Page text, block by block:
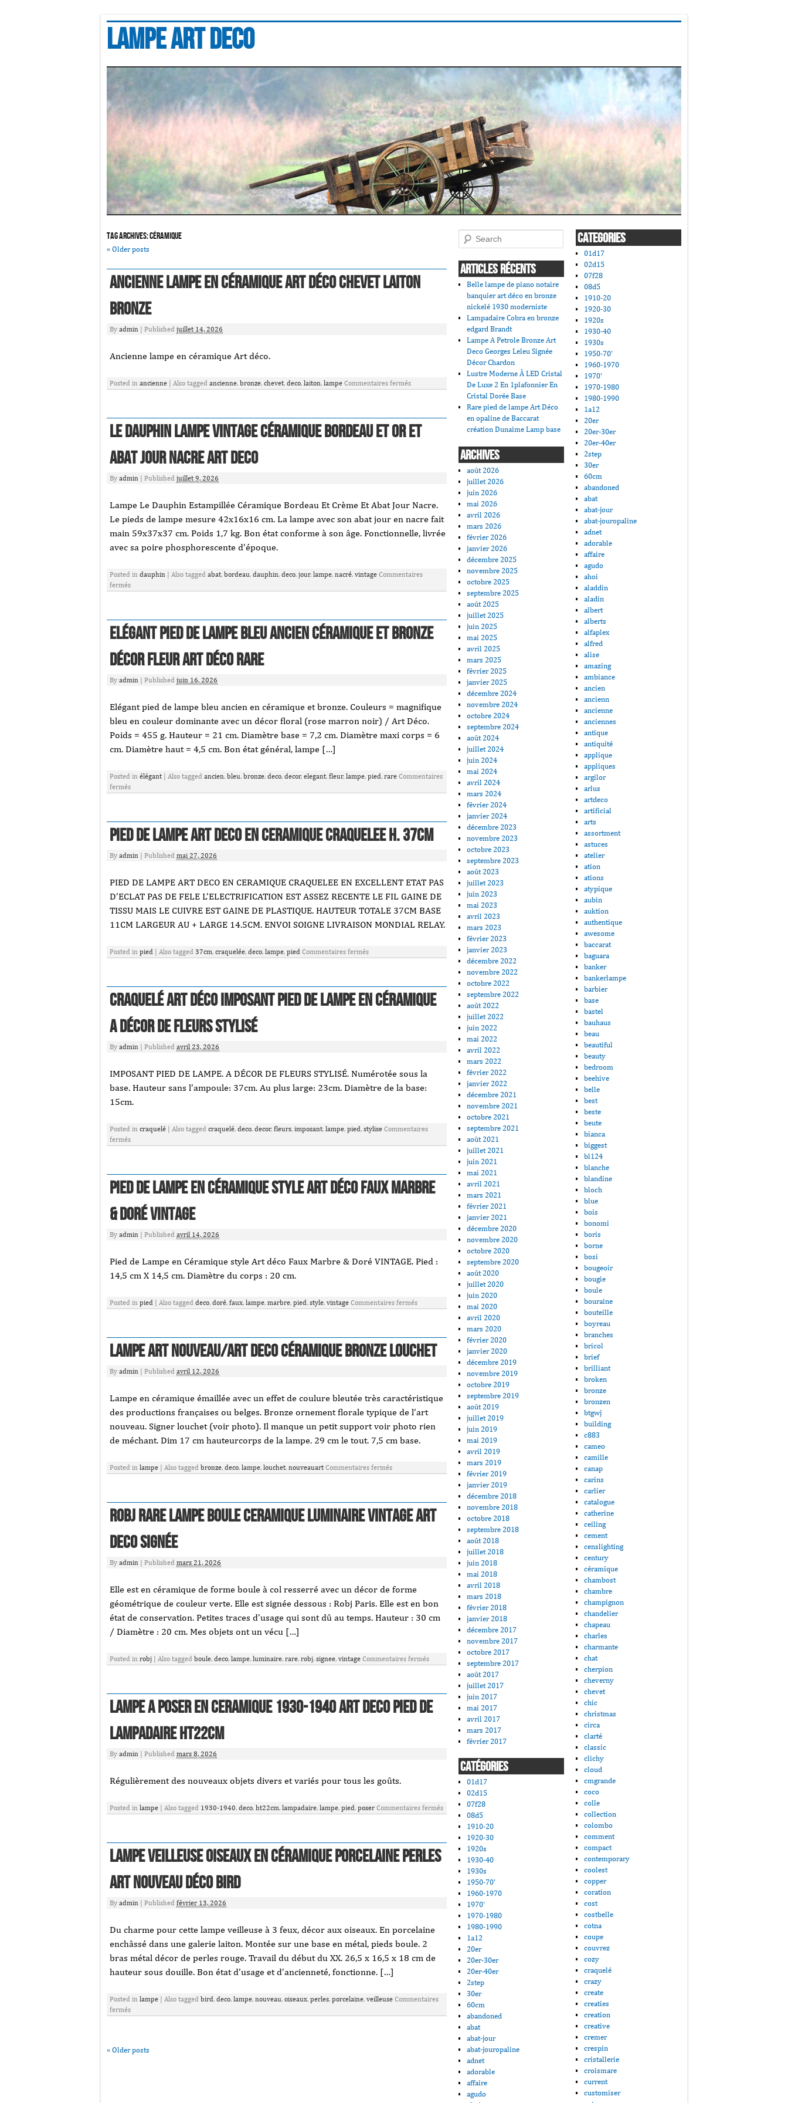
Lampe art deco
Tag Archives:céramique
« Older posts
Ancienne lampe en céramique Art déco chevet laiton
bronze
By admin Published juillet 14, 2026
Ancienne lampe en céramique Art déco.
Posted in ancienne Also tagged ancienne, bronze, chevet, deco, laiton, lampe Commentaires fermés
Le Dauphin Lampe Vintage Céramique Bordeau Et Or Et
Abat Jour Nacre Art Deco
By admin Published juillet 9, 2026
Lampe Le Dauphin Estampillée Céramique Bordeau Et Crème Et Abat Jour Nacre.
Le pieds de lampe mesure 42x16x16 cm. La lampe avec son abat jour en nacre fait
main 59x37x37 cm. Poids 1,7 kg. Bon état conforme à son âge. Fonctionnelle, livrée
avec sa poire phosphorescente d’époque.
Posted in dauphin Also tagged abat, bordeau, dauphin, deco, jour, lampe, nacré, vintage Commentaires
fermés
Elégant pied de lampe bleu ancien céramique et bronze
décor fleur Art Déco rare
By admin Published juin 16, 2026
Elégant pied de lampe bleu ancien en céramique et bronze. Couleurs = magnifique
bleu en couleur dominante avec un décor floral (rose marron noir) / Art Déco.
Poids = 455 g. Hauteur = 21 cm. Diamètre base = 7,2 cm. Diamètre maxi corps = 6
cm. Diamètre haut = 4,5 cm. Bon état général, lampe […]
Posted in élégant Also tagged ancien, bleu, bronze, deco, decor, elegant, fleur, lampe, pied, rare Commentaires
fermés
Pied De Lampe Art Deco En Ceramique Craquelee H. 37cm
By admin Published mai 27, 2026
PIED DE LAMPE ART DECO EN CERAMIQUE CRAQUELEE EN EXCELLENT ETAT PAS
D’ECLAT PAS DE FELE L’ELECTRIFICATION EST ASSEZ RECENTE LE FIL GAINE DE
TISSU MAIS LE CUIVRE EST GAINE DE PLASTIQUE. HAUTEUR TOTALE 37CM BASE
11CM LARGEUR AU + LARGE 14.5CM. ENVOI SOIGNE LIVRAISON MONDIAL RELAY.
Posted in pied Also tagged 37cm, craquelée, deco, lampe, pied Commentaires fermés
Craquelé Art Déco Imposant Pied De Lampe En Céramique
A Décor De Fleurs Stylisé
By admin Published avril 23, 2026
IMPOSANT PIED DE LAMPE. A DÉCOR DE FLEURS STYLISÉ. Numérotée sous la
base. Hauteur sans l’ampoule: 37cm. Au plus large: 23cm. Diamètre de la base:
15cm.
Posted in craquelé Also tagged craquelé, deco, decor, fleurs, imposant, lampe, pied, stylise Commentaires
fermés
Pied de Lampe en Céramique style Art déco Faux Marbre
& Doré VINTAGE
By admin Published avril 14, 2026
Pied de Lampe en Céramique style Art déco Faux Marbre & Doré VINTAGE. Pied :
14,5 cm X 14,5 cm. Diamètre du corps : 20 cm.
Posted in pied Also tagged deco, doré, faux, lampe, marbre, pied, style, vintage Commentaires fermés
Lampe Art Nouveau/art Deco Céramique Bronze Louchet
By admin Published avril 12, 2026
Lampe en céramique émaillée avec un effet de coulure bleutée très caractéristique
des productions françaises ou belges. Bronze ornement florale typique de l’art
nouveau. Signer louchet (voir photo). Il manque un petit support voir photo rien
de méchant. Dim 17 cm hauteurcorps de la lampe. 29 cm le tout. 7,5 cm base.
Posted in lampe Also tagged bronze, deco, lampe, louchet, nouveauart Commentaires fermés
ROBJ RARE LAMPE BOULE CERAMIQUE LUMINAIRE VINTAGE ART
DECO signée
By admin Published mars 21, 2026
Elle est en céramique de forme boule à col resserré avec un décor de forme
géométrique de couleur verte. Elle est signée dessous : Robj Paris. Elle est en bon
état de conservation. Petites traces d’usage qui sont dû au temps. Hauteur : 30 cm
/ Diamètre : 20 cm. Mes objets ont un vécu […]
Posted in robj Also tagged boule, deco, lampe, luminaire, rare, robj, signee, vintage Commentaires fermés
LAMPE A POSER EN CERAMIQUE 1930-1940 ART DECO PIED DE
LAMPADAIRE Ht22cm
By admin Published mars 8, 2026
Régulièrement des nouveaux objets divers et variés pour tous les goûts.
Posted in lampe Also tagged 1930-1940, deco, ht22cm, lampadaire, lampe, pied, poser Commentaires fermés
Lampe veilleuse oiseaux en céramique porcelaine perles
Art nouveau déco bird
By admin Published février 13, 2026
Du charme pour cette lampe veilleuse à 3 feux, décor aux oiseaux. En porcelaine
enchâssé dans une galerie laiton. Montée sur une base en métal, pieds boule. 2
bras métal décor de perles rouge. Travail du début du XX. 26,5 x 16,5 x 18 cm de
hauteur sous douille. Bon état d’usage et d’ancienneté, fonctionne. […]
Posted in lampe Also tagged bird, deco, lampe, nouveau, oiseaux, perles, porcelaine, veilleuse Commentaires
fermés
« Older posts
Search
ARTICLES RÉCENTS
Belle lampe de piano notaire
banquier art déco en bronze
nickelé 1930 moderniste
Lampadaire Cobra en bronze
edgard Brandt
Lampe A Petrole Bronze Art
Deco Georges Leleu Signée
Décor Chardon
Lustre Moderne À LED Cristal
De Luxe 2 En 1plafonnier En
Cristal Dorée Base
Rare pied de lampe Art Déco
en opaline de Baccarat
création Dunaime Lamp base
ARCHIVES
août 2026
juillet 2026
juin 2026
mai 2026
avril 2026
mars 2026
février 2026
janvier 2026
décembre 2025
novembre 2025
octobre 2025
septembre 2025
août 2025
juillet 2025
juin 2025
mai 2025
avril 2025
mars 2025
février 2025
janvier 2025
décembre 2024
novembre 2024
octobre 2024
septembre 2024
août 2024
juillet 2024
juin 2024
mai 2024
avril 2024
mars 2024
février 2024
janvier 2024
décembre 2023
novembre 2023
octobre 2023
septembre 2023
août 2023
juillet 2023
juin 2023
mai 2023
avril 2023
mars 2023
février 2023
janvier 2023
décembre 2022
novembre 2022
octobre 2022
septembre 2022
août 2022
juillet 2022
juin 2022
mai 2022
avril 2022
mars 2022
février 2022
janvier 2022
décembre 2021
novembre 2021
octobre 2021
septembre 2021
août 2021
juillet 2021
juin 2021
mai 2021
avril 2021
mars 2021
février 2021
janvier 2021
décembre 2020
novembre 2020
octobre 2020
septembre 2020
août 2020
juillet 2020
juin 2020
mai 2020
avril 2020
mars 2020
février 2020
janvier 2020
décembre 2019
novembre 2019
octobre 2019
septembre 2019
août 2019
juillet 2019
juin 2019
mai 2019
avril 2019
mars 2019
février 2019
janvier 2019
décembre 2018
novembre 2018
octobre 2018
septembre 2018
août 2018
juillet 2018
juin 2018
mai 2018
avril 2018
mars 2018
février 2018
janvier 2018
décembre 2017
novembre 2017
octobre 2017
septembre 2017
août 2017
juillet 2017
juin 2017
mai 2017
avril 2017
mars 2017
février 2017
CATÉGORIES
01d17
02d15
07f28
08d5
1910-20
1920-30
1920s
1930-40
1930s
1950-70'
1960-1970
1970'
1970-1980
1980-1990
1a12
20er
20er-30er
20er-40er
2step
30er
60cm
abandoned
abat
abat-jour
abat-jouropaline
adnet
adorable
affaire
agudo
CATEGORIES
01d17
02d15
07f28
08d5
1910-20
1920-30
1920s
1930-40
1930s
1950-70'
1960-1970
1970'
1970-1980
1980-1990
1a12
20er
20er-30er
20er-40er
2step
30er
60cm
abandoned
abat
abat-jour
abat-jouropaline
adnet
adorable
affaire
agudo
ahoi
aladdin
aladin
albert
alberts
alfaplex
alfred
alise
amazing
ambiance
ancien
ancienn
ancienne
anciennes
antique
antiquité
applique
appliques
argilor
arlus
artdeco
artificial
arts
assortment
astuces
atelier
ation
ations
atypique
aubin
auktion
authentique
awesome
baccarat
baguara
banker
bankerlampe
barbier
base
bastel
bauhaus
beau
beautiful
beauty
bedroom
beehive
belle
best
beste
beute
bianca
biggest
bl124
blanche
blandine
bloch
blue
bois
bonomi
boris
borne
bosi
bougeoir
bougie
boule
bouraine
bouteille
boyreau
branches
bricol
brief
brilliant
broken
bronze
bronzen
btgwj
building
c883
cameo
camille
canap
carins
carlier
catalogue
catherine
ceiling
cement
censlighting
century
céramique
chambost
chambre
champignon
chandelier
chapeau
charles
charmante
chat
cherpion
cheverny
chevet
chic
christmas
circa
clarté
classic
clichy
cloud
cmgrande
coco
colle
collection
colombo
comment
compact
contemporary
coolest
copper
coration
cost
costbelle
cotna
coupe
couvrez
cozy
craquelé
crazy
create
creaties
creation
creative
cremer
crespin
cristallerie
croismare
current
customiser